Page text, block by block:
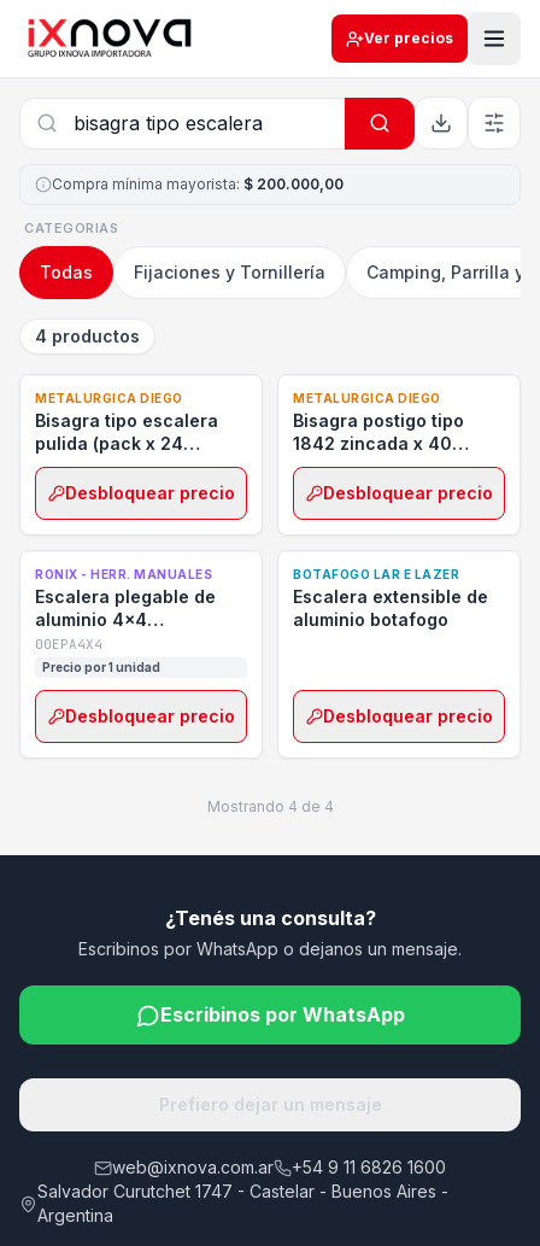
Ver precios
Compra mínima mayorista: $ 200.000,00
CATEGORIAS
Todas Fijaciones y Tornillería Camping, Parrilla y
4 productos
METALURGICA DIEGO
Bisagra tipo escalera
pulida (pack x 24
unidades)
Desbloquear precio
METALURGICA DIEGO
Bisagra postigo tipo
1842 zincada x 40
unidades
Desbloquear precio
RONIX - HERR. MANUALES
Escalera plegable de
aluminio 4x4
profesional ronix rh-
9974
00EPA4X4
Precio por 1 unidad
Desbloquear precio
BOTAFOGO LAR E LAZER
Escalera extensible de
aluminio botafogo
Desbloquear precio
Mostrando 4 de 4
¿Tenés una consulta?
Escribinos por WhatsApp o dejanos un mensaje.
Escribinos por WhatsApp
Prefiero dejar un mensaje
web@ixnova.com.ar
+54 9 11 6826 1600
Salvador Curutchet 1747 - Castelar - Buenos Aires -
Argentina